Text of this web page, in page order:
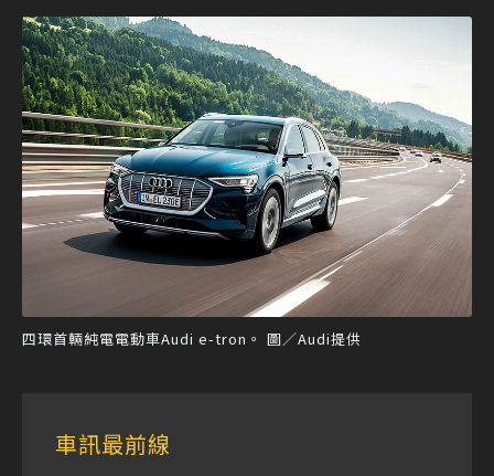
四環首輛純電電動車Audi e-tron。 圖／Audi提供
車訊最前線